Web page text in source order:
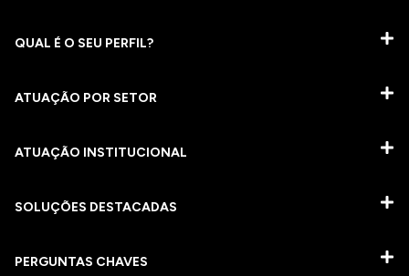
QUAL É O SEU PERFIL?
ATUAÇÃO POR SETOR
ATUAÇÃO INSTITUCIONAL
SOLUÇÕES DESTACADAS
PERGUNTAS CHAVES​